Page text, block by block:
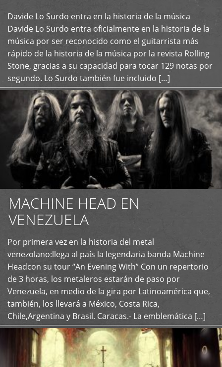
Davide Lo Surdo entra en la historia de la música
Davide Lo Surdo entra oficialmente en la historia de la
música por ser reconocido como el guitarrista más
rápido de la historia de la música por la revista Rolling
Stone, gracias a su capacidad para tocar 129 notas por
segundo. Lo Surdo también fue incluido […]
+
MACHINE HEAD EN
VENEZUELA
Por primera vez en la historia del metal
venezolano:llega al país la legendaria banda Machine
Headcon su tour “An Evening With” Con un repertorio
de 3 horas, los metaleros estarán de paso por
Venezuela, en medio de la gira por Latinoamérica que,
también, los llevará a México, Costa Rica,
Chile,Argentina y Brasil. Caracas.- La emblemática […]
+